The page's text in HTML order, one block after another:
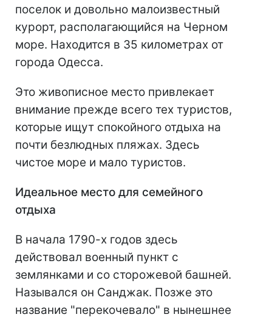
поселок и довольно малоизвестный
курорт, располагающийся на Черном
море. Находится в 35 километрах от
города Одесса.
Это живописное место привлекает
внимание прежде всего тех туристов,
которые ищут спокойного отдыха на
почти безлюдных пляжах. Здесь
чистое море и мало туристов.
Идеальное место для семейного
отдыха
В начала 1790-х годов здесь
действовал военный пункт с
землянками и со сторожевой башней.
Назывался он Санджак. Позже это
название "перекочевало" в нынешнее